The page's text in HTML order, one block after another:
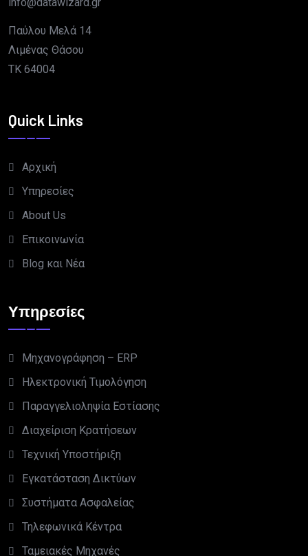
Παύλου Μελά 14
Λιμένας Θάσου
TK 64004
Quick Links
Αρχική
Υπηρεσίες
About Us
Επικοινωνία
Blog και Νέα
Υπηρεσίες
Μηχανογράφηση – ERP
Ηλεκτρονική Τιμολόγηση
Παραγγελιοληψία Εστίασης
Διαχείριση Κρατήσεων
Τεχνική Υποστήριξη
Εγκατάσταση Δικτύων
Συστήματα Ασφαλείας
Τηλεφωνικά Κέντρα
Ταμειακές Μηχανές